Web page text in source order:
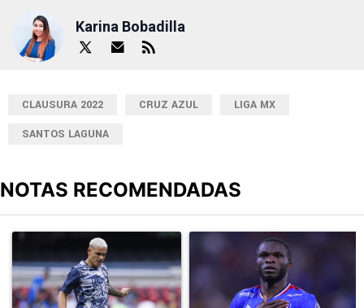
Karina Bobadilla
CLAUSURA 2022 CRUZ AZUL
LIGA MX
SANTOS LAGUNA
NOTAS RECOMENDADAS
Un artículo de tendencia con el título "Revelan un detalle clave
Un artículo de tendencia con